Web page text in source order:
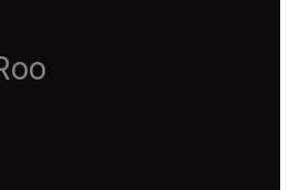
San Diego